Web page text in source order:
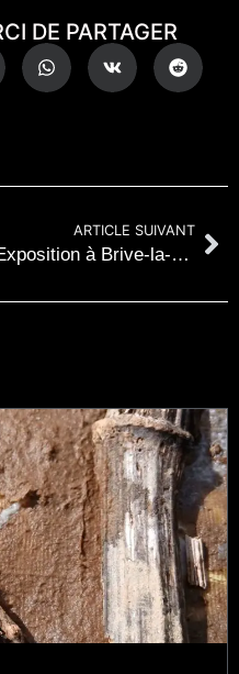
DE PARTAGER
ARTICLE SUIVANT
Exposition à Brive-la-Gaillarde